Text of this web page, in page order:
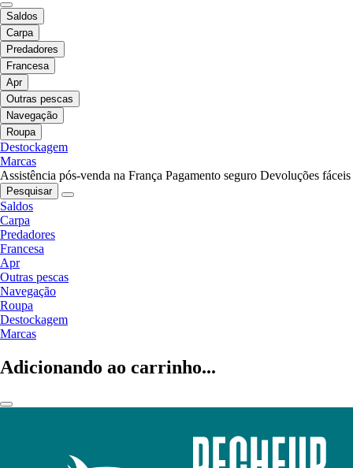
Saldos
Carpa
Predadores
Francesa
Apr
Outras pescas
Navegação
Roupa
Destockagem
Marcas
Assistência pós-venda na França Pagamento seguro Devoluções fáceis
Pesquisar
Saldos
Carpa
Predadores
Francesa
Apr
Outras pescas
Navegação
Roupa
Destockagem
Marcas
Adicionando ao carrinho...